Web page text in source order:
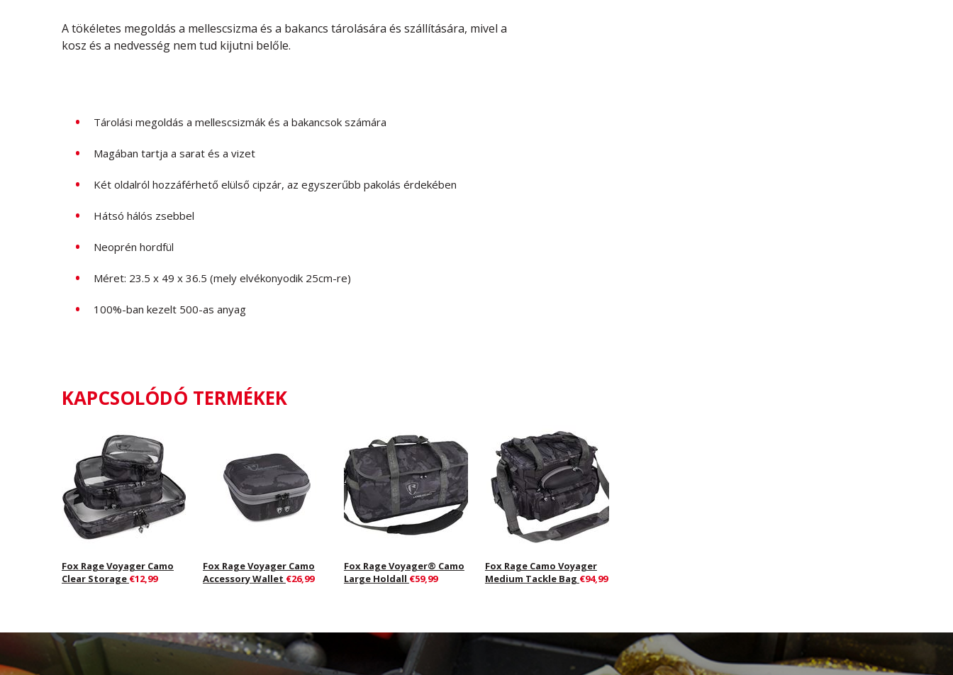
A tökéletes megoldás a mellescsizma és a bakancs tárolására és szállítására, mivel a
kosz és a nedvesség nem tud kijutni belőle.
Tárolási megoldás a mellescsizmák és a bakancsok számára
Magában tartja a sarat és a vizet
Két oldalról hozzáférhető elülső cipzár, az egyszerűbb pakolás érdekében
Hátsó hálós zsebbel
Neoprén hordfül
Méret: 23.5 x 49 x 36.5 (mely elvékonyodik 25cm-re)
100%-ban kezelt 500-as anyag
KAPCSOLÓDÓ TERMÉKEK
Fox Rage Voyager Camo
Clear Storage €12,99
Fox Rage Voyager Camo
Accessory Wallet €26,99
Fox Rage Voyager® Camo
Large Holdall €59,99
Fox Rage Camo Voyager
Medium Tackle Bag €94,99